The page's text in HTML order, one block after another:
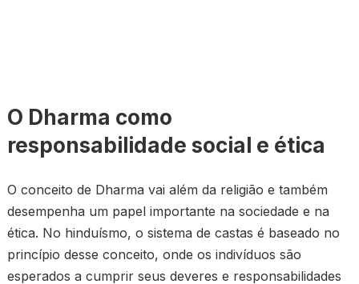
O Dharma como
responsabilidade social e ética
O conceito de Dharma vai além da religião e também
desempenha um papel importante na sociedade e na
ética. No hinduísmo, o sistema de castas é baseado no
princípio desse conceito, onde os indivíduos são
esperados a cumprir seus deveres e responsabilidades